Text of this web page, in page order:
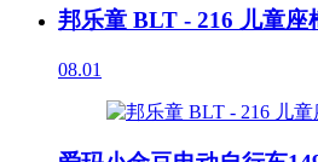
邦乐童 BLT - 216 儿童座
08.01